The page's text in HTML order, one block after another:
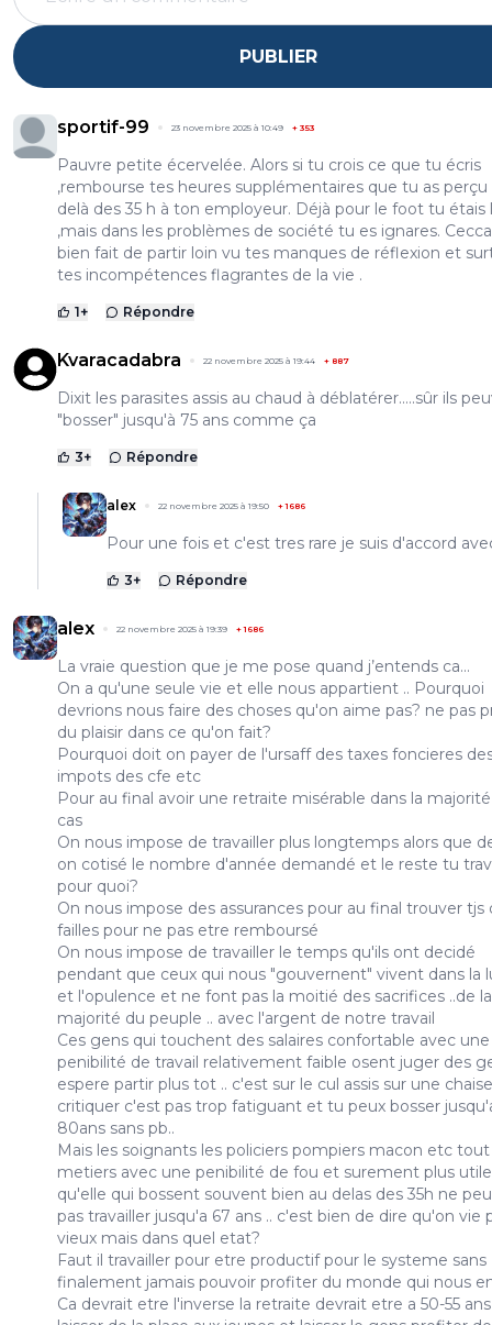
PUBLIER
sportif-99 23 novembre 2025 à 10:49 + 353
Pauvre petite écervelée. Alors si tu crois ce que tu écris
,rembourse tes heures supplémentaires que tu as perçu
delà des 35 h à ton employeur. Déjà pour le foot tu étais
,mais dans les problèmes de société tu es ignares.
bien fait de partir loin vu tes manques de réflexion et
tes incompétences flagrantes de la vie .
1+ Répondre
Kvaracadabra 22 novembre 2025 à 19:44 + 887
Dixit les parasites assis au chaud à déblatérer.....sûr ils
"bosser" jusqu'à 75 ans comme ça
3+ Répondre
alex 22 novembre 2025 à 19:50 +1686
Pour une fois et c'est tres rare je suis d'accord
3+ Répondre
alex 22 novembre 2025 à 19:39 +1686
La vraie question que je me pose quand j’entends ca...
On a qu'une seule vie et elle nous appartient .. Pourquoi
devrions nous faire des choses qu'on aime pas? ne pas
du plaisir dans ce qu'on fait?
Pourquoi doit on payer de l'ursaff des taxes foncieres
impots des cfe etc
Pour au final avoir une retraite misérable dans la
cas
On nous impose de travailler plus longtemps alors que
on cotisé le nombre d'année demandé et le reste tu
pour quoi?
On nous impose des assurances pour au final trouver tjs
failles pour ne pas etre remboursé
On nous impose de travailler le temps qu'ils ont decidé
pendant que ceux qui nous "gouvernent" vivent dans la
et l'opulence et ne font pas la moitié des sacrifices ..de la
majorité du peuple .. avec l'argent de notre travail
Ces gens qui touchent des salaires confortable avec une
penibilité de travail relativement faible osent juger des
espere partir plus tot .. c'est sur le cul assis sur une
critiquer c'est pas trop fatiguant et tu peux bosser
80ans sans pb..
Mais les soignants les policiers pompiers macon etc tout
metiers avec une penibilité de fou et surement plus
qu'elle qui bossent souvent bien au delas des 35h ne
pas travailler jusqu'a 67 ans .. c'est bien de dire qu'on vie
vieux mais dans quel etat?
Faut il travailler pour etre productif pour le systeme sans
finalement jamais pouvoir profiter du monde qui nous
Ca devrait etre l'inverse la retraite devrait etre a 50-55